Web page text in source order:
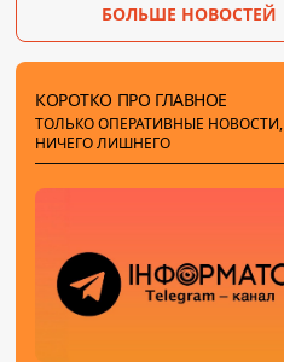
БОЛЬШЕ НОВОСТЕЙ
КОРОТКО ПРО ГЛАВНОЕ
ТОЛЬКО ОПЕРАТИВНЫЕ НОВОСТИ,
НИЧЕГО ЛИШНЕГО